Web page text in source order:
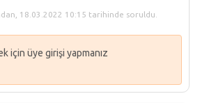
18.03.2022 10:15 tarihinde soruldu.
için üye girişi yapmanız